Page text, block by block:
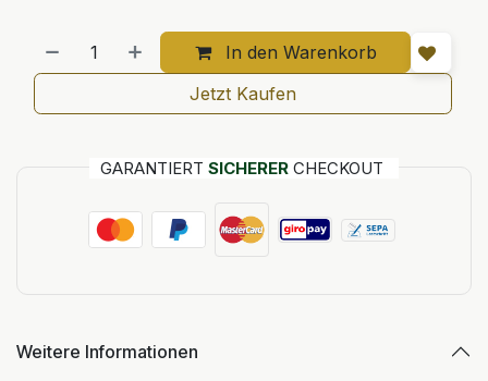
In den Warenkorb
Jetzt Kaufen
GARANTIERT SICHERER CHECKOUT
Weitere Informationen